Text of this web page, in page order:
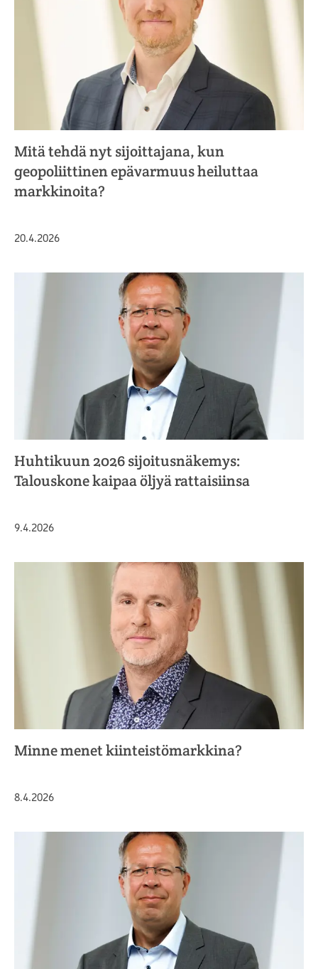
Mitä tehdä nyt sijoittajana, kun
geopoliittinen epävarmuus heiluttaa
markkinoita?
Julkaistu
20.4.2026
Huhtikuun 2026 sijoitusnäkemys:
Talouskone kaipaa öljyä rattaisiinsa
Julkaistu
9.4.2026
Minne menet kiinteistömarkkina?
Julkaistu
8.4.2026